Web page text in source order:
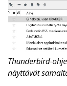
Thunderbird-
näyttävät